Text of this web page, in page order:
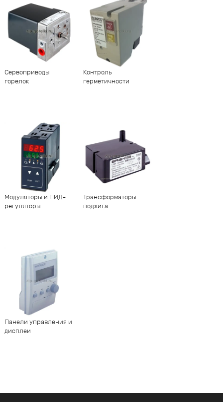
Сервоприводы
горелок
Контроль
герметичности
Модуляторы и ПИД-
регуляторы
Трансформаторы
поджига
Панели управления и
дисплеи